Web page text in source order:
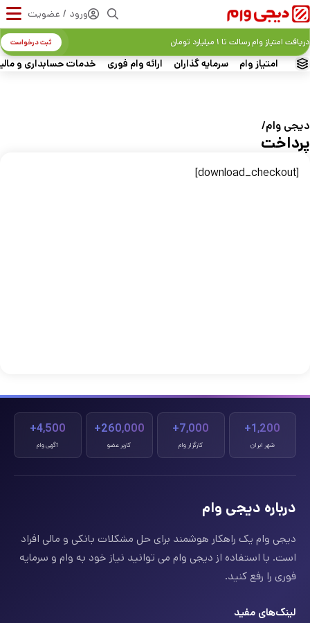
ورود / عضویت
امتیاز وام سرمایه گذاران ارائه وام فوری خدمات حسابداری و
دریافت امتیاز وام رسالت تا ۱ میلیارد تومان ثبت درخواست
دیجی‌ وام
پرداخت
[download_checkout]
1,200+
شهر ایران
7,000+
کارگزار وام
260,000+
کاربر عضو
4,500+
آگهی وام
درباره دیجی وام
دیجی وام یک راهکار هوشمند برای حل مشکلات بانکی و مالی افراد
است. با استفاده از دیجی وام می توانید نیاز خود به وام و سرمایه
فوری را رفع کنید.
لینک‌های مفید